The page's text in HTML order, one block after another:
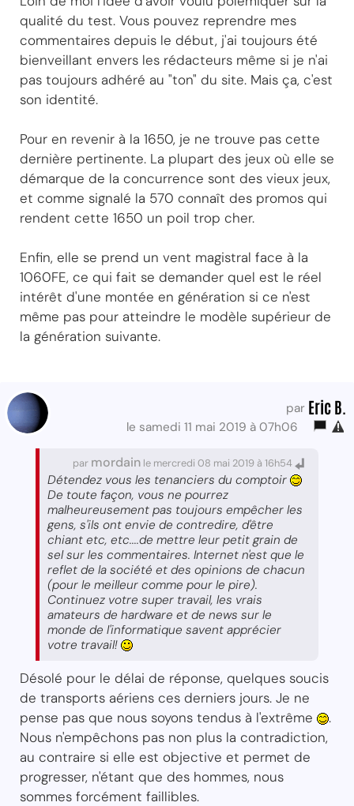
qualité du test. Vous pouvez reprendre mes
commentaires depuis le début, j'ai toujours été
bienveillant envers les rédacteurs même si je n'ai
pas toujours adhéré au "ton" du site. Mais ça, c'est
son identité.
Pour en revenir à la 1650, je ne trouve pas cette
dernière pertinente. La plupart des jeux où elle se
démarque de la concurrence sont des vieux jeux,
et comme signalé la 570 connaît des promos qui
rendent cette 1650 un poil trop cher.
Enfin, elle se prend un vent magistral face à la
1060FE, ce qui fait se demander quel est le réel
intérêt d'une montée en génération si ce n'est
même pas pour atteindre le modèle supérieur de
la génération suivante.
par Eric B.
le samedi 11 mai 2019 à 07h06
par mordain le mercredi 08 mai 2019 à 16h54
Détendez vous les tenanciers du comptoir
De toute façon, vous ne pourrez
malheureusement pas toujours empêcher les
gens, s'ils ont envie de contredire, d'être
chiant etc, etc....de mettre leur petit grain de
sel sur les commentaires. Internet n'est que le
reflet de la société et des opinions de chacun
(pour le meilleur comme pour le pire).
Continuez votre super travail, les vrais
amateurs de hardware et de news sur le
monde de l'informatique savent apprécier
votre travail!
Désolé pour le délai de réponse, quelques soucis
de transports aériens ces derniers jours. Je ne
pense pas que nous soyons tendus à l'extrême
.
Nous n'empêchons pas non plus la contradiction,
au contraire si elle est objective et permet de
progresser, n'étant que des hommes, nous
sommes forcément faillibles.